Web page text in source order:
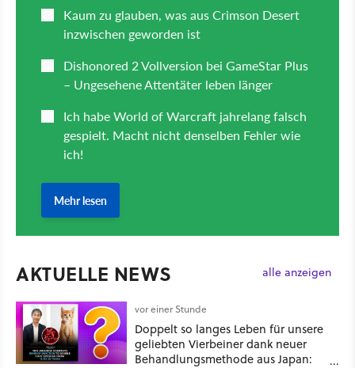
AKTUELLE NEWS alle anzeigen
vor einer Stunde
Doppelt so langes Leben für unsere
geliebten Vierbeiner dank neuer
Behandlungsmethode aus Japan: